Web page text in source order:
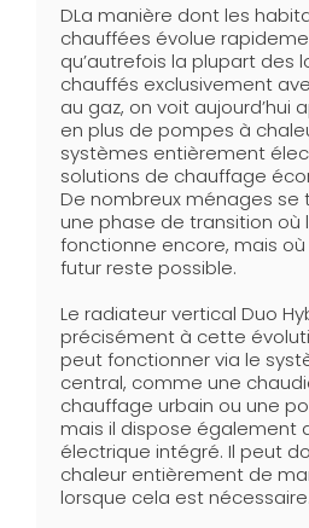
DLa manière dont les
chauffées évolue
qu’autrefois la plupart
chauffés exclusivement
au gaz, on voit aujourd’hui
en plus de pompes à
systèmes entièrement
solutions de chauffage
De nombreux ménages se
une phase de transition
fonctionne encore, mais
futur reste possible.
Le radiateur vertical Duo
précisément à cette
peut fonctionner via le
central, comme une
chauffage urbain ou une
mais il dispose également
électrique intégré. Il peut
chaleur entièrement de
lorsque cela est nécessaire.